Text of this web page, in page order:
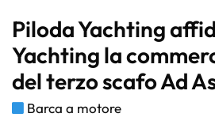
Piloda Yachting
Yachting la
del terzo scafo Ad
Barca a motore